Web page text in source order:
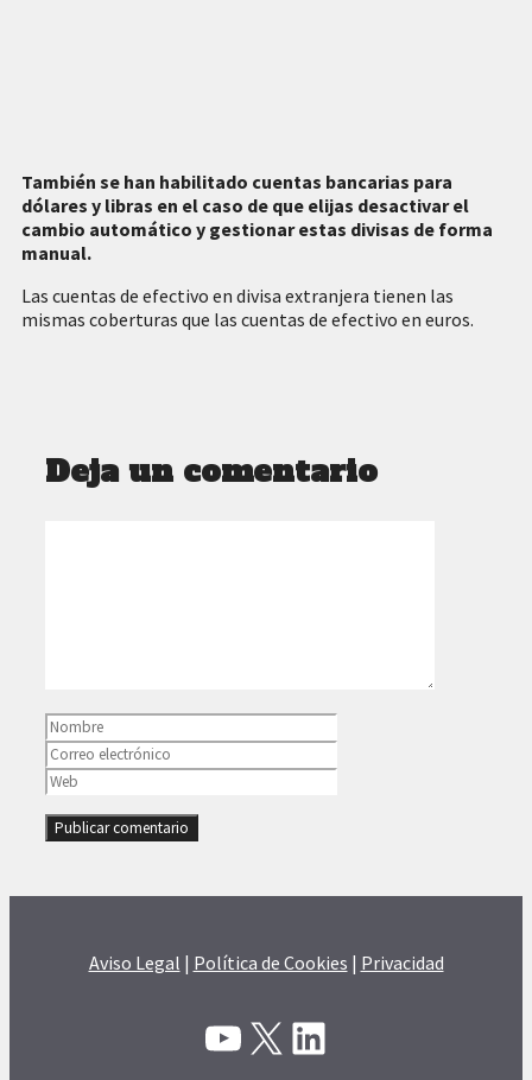
También se han habilitado cuentas bancarias para
dólares y libras en el caso de que elijas desactivar el
cambio automático y gestionar estas divisas de forma
manual.
Las cuentas de efectivo en divisa extranjera tienen las
mismas coberturas que las cuentas de efectivo en euros.
Deja un comentario
Nombre
electrónico
Aviso Legal | Política de Cookies | Privacidad
YouTube
X LinkedIn